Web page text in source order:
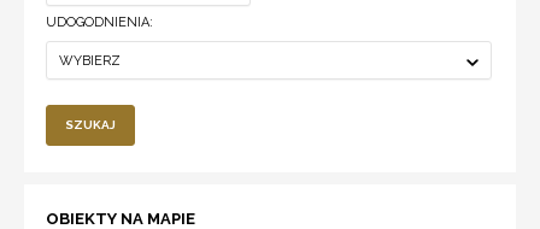
UDOGODNIENIA:
WYBIERZ
SZUKAJ
OBIEKTY NA MAPIE